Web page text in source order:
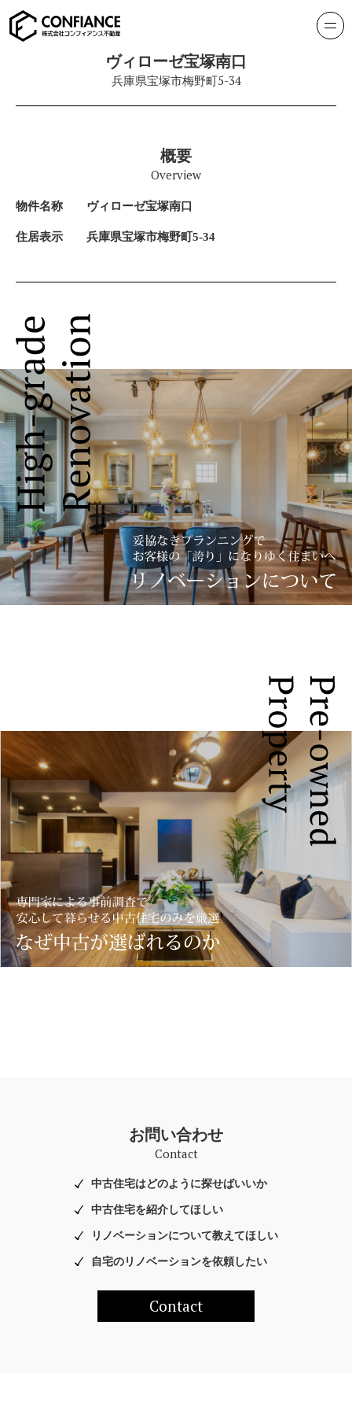
ヴィローゼ宝塚南口
兵庫県宝塚市梅野町5-34
概要
Overview
物件名称 ヴィローゼ宝塚南口
住居表示 兵庫県宝塚市梅野町5-34
お問い合わせ
Contact
中古住宅はどのように探せばいいか
中古住宅を紹介してほしい
リノベーションについて教えてほしい
自宅のリノベーションを依頼したい
Contact